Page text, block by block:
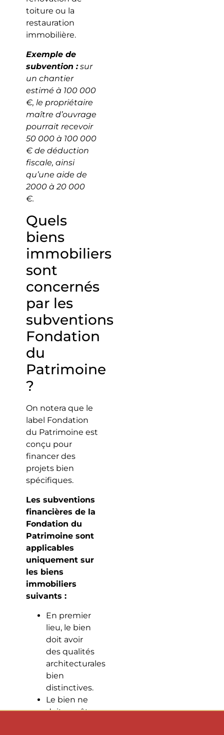
toiture ou la
restauration
immobilière.
Exemple de
subvention :sur
un chantier
estimé à 100 000
€, le propriétaire
maître d’ouvrage
pourrait recevoir
50 000 à 100 000
€ de déduction
fiscale, ainsi
qu’une aide de
2000 à 20 000
€.
Quels
biens
immobiliers
sont
concernés
par les
subventions
Fondation
du
Patrimoine
?
On notera que le
label Fondation
du Patrimoine est
conçu pour
financer des
projets bien
spécifiques.
Les subventions
financières de la
Fondation du
Patrimoine sont
applicables
uniquement sur
les biens
immobiliers
suivants :
En premier
lieu, le bien
doit avoir
des qualités
architecturales
bien
distinctives.
Le bien ne
doit pas être